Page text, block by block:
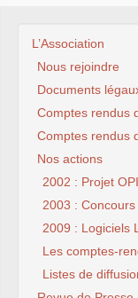
L’Association
Nous rejoindre
Documents
Comptes rendus
Comptes rendus
Nos actions
2002 : Projet
2003 :
2009 : Logiciels
Les comptes-
Listes de